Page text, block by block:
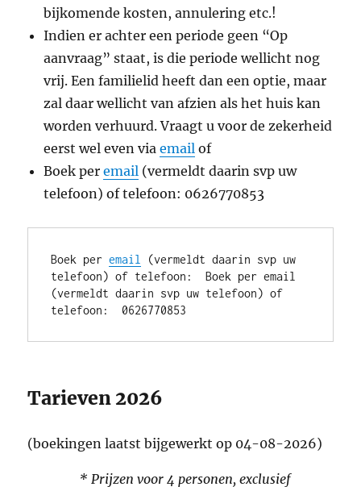
bijkomende kosten, annulering etc.!
Indien er achter een periode geen “Op
aanvraag” staat, is die periode wellicht nog
vrij. Een familielid heeft dan een optie, maar
zal daar wellicht van afzien als het huis kan
worden verhuurd. Vraagt u voor de zekerheid
eerst wel even viaemail of
Boek peremail (vermeldt daarin svp uw
telefoon) of telefoon: 0626770853
Boek per email (vermeldt daarin svp uw
telefoon) of telefoon:  Boek per email
(vermeldt daarin svp uw telefoon) of
telefoon:  0626770853
Tarieven 2026
(boekingen laatst bijgewerkt op 04-08-2026)
* Prijzen voor 4 personen, exclusief